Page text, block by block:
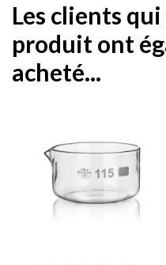
Les clients
produit ont
acheté...